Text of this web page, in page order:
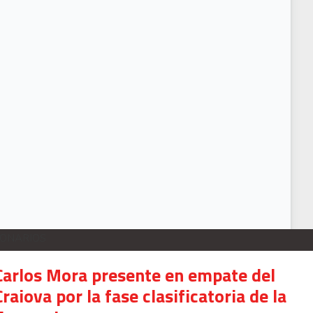
defensor: ''Christian Bolaños puede mandar memes y ahí todo es
Mora presente en empate del
por la fase clasificatoria de la